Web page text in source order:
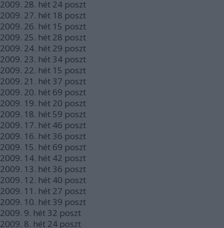
2009. 28. hét 24 poszt
2009. 27. hét 18 poszt
2009. 26. hét 15 poszt
2009. 25. hét 28 poszt
2009. 24. hét 29 poszt
2009. 23. hét 34 poszt
2009. 22. hét 15 poszt
2009. 21. hét 37 poszt
2009. 20. hét 69 poszt
2009. 19. hét 20 poszt
2009. 18. hét 59 poszt
2009. 17. hét 46 poszt
2009. 16. hét 36 poszt
2009. 15. hét 69 poszt
2009. 14. hét 42 poszt
2009. 13. hét 36 poszt
2009. 12. hét 40 poszt
2009. 11. hét 27 poszt
2009. 10. hét 39 poszt
2009. 9. hét 32 poszt
2009. 8. hét 24 poszt